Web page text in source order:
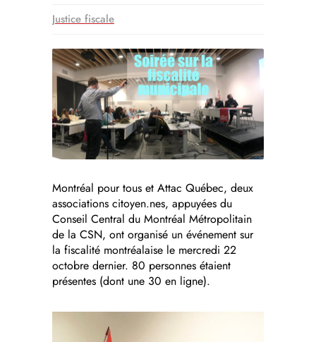
Justice fiscale
Montréal pour tous et Attac Québec, deux
associations citoyen.nes, appuyées du
Conseil Central du Montréal Métropolitain
de la CSN, ont organisé un événement sur
la fiscalité montréalaise le mercredi 22
octobre dernier. 80 personnes étaient
présentes (dont une 30 en ligne).